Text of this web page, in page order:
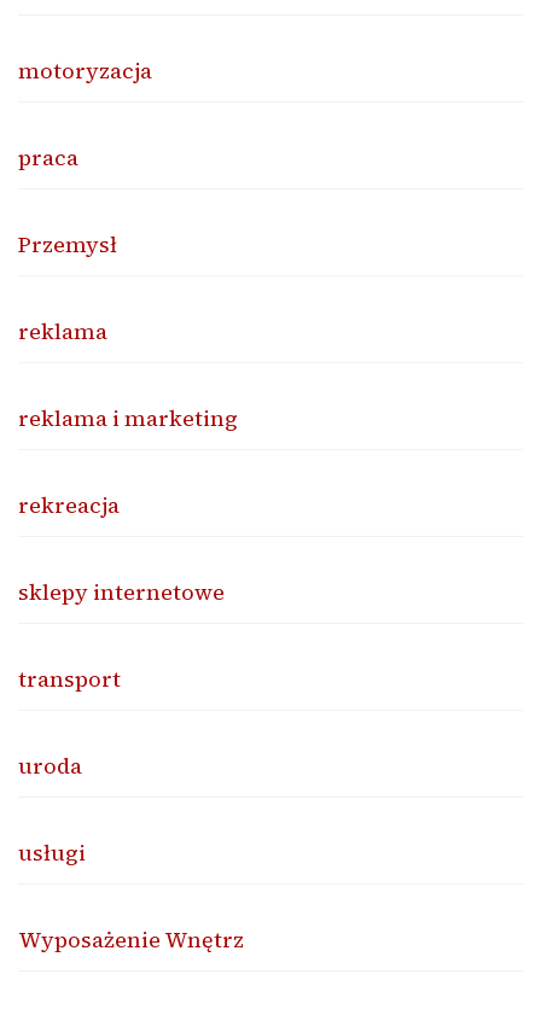
motoryzacja
praca
Przemysł
reklama
reklama i marketing
rekreacja
sklepy internetowe
transport
uroda
usługi
Wyposażenie Wnętrz